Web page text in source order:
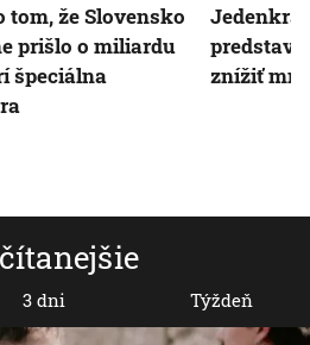
3 dni Týždeň
tom, že Slovensko
prišlo o miliardu
špeciálna
znížiť